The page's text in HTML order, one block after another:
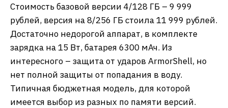
Стоимость базовой версии 4/128 ГБ – 9 999
рублей, версия на 8/256 ГБ стоила 11 999 рублей.
Достаточно недорогой аппарат, в комплекте
зарядка на 15 Вт, батарея 6300 мАч. Из
интересного – защита от ударов ArmorShell, но
нет полной защиты от попадания в воду.
Типичная бюджетная модель, для которой
имеется выбор из разных по памяти версий.